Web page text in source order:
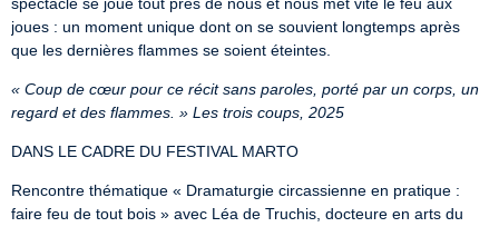
joues : un moment unique dont on se souvient longtemps après
que les dernières flammes se soient éteintes.
« Coup de cœur pour ce récit sans paroles, porté par un corps, un
regard et des flammes. » Les trois coups, 2025
DANS LE CADRE DU FESTIVAL MARTO
Rencontre thématique « Dramaturgie circassienne en pratique :
faire feu de tout bois » avec Léa de Truchis, docteure en arts du